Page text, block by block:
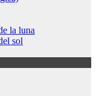
la luna
sol